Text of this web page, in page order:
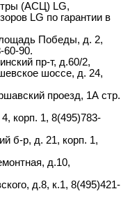
(АСЦ) LG,
LG по гарантии в
Победы, д. 2,
60-90.
пр-т, д.60/2,
шоссе, д. 24,
проезд, 1А стр.
корп. 1, 8(495)783-
б-р, д. 21, корп. 1,
д.10,
д.8, к.1, 8(495)421-